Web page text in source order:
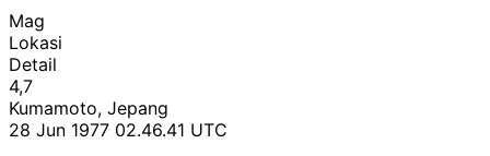
Mag
Lokasi
Detail
4,7
Kumamoto, Jepang
28 Jun 1977 02.46.41 UTC